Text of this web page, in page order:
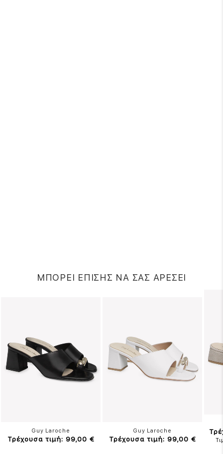
ΜΠΟΡΕΙ ΕΠΙΣΗΣ ΝΑ ΣΑΣ ΑΡΕΣΕΙ
Guy Laroche
Τρέχουσα τιμή: 99,00 €
Guy Laroche
Τρέχουσα τιμή: 99,00 €